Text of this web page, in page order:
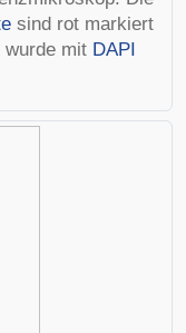
sind rot markiert
wurde mit DAPI